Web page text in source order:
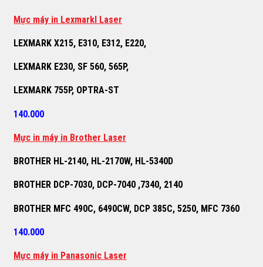
Mực máy in Lexmarkl Laser
LEXMARK X215, E310, E312, E220,
LEXMARK E230, SF 560, 565P,
LEXMARK 755P, OPTRA-ST
140.000
Mực in máy in Brother Laser
BROTHER HL-2140, HL-2170W, HL-5340D
BROTHER DCP-7030, DCP-7040 ,7340, 2140
BROTHER MFC 490C, 6490CW, DCP 385C, 5250, MFC 7360
140.000
Mực máy in Panasonic Laser